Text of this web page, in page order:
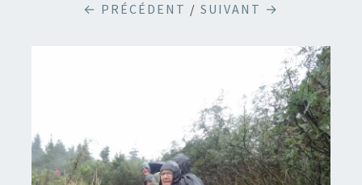
← PRÉCÉDENT / SUIVANT →